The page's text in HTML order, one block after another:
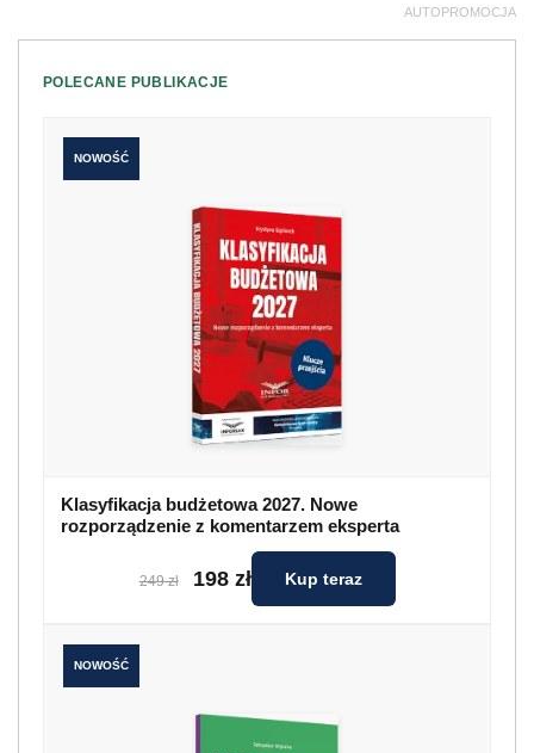
AUTOPROMOCJA
POLECANE PUBLIKACJE
NOWOŚĆ
Klasyfikacja budżetowa 2027. Nowe
rozporządzenie z komentarzem eksperta
249 zł 198 zł Kup teraz
NOWOŚĆ